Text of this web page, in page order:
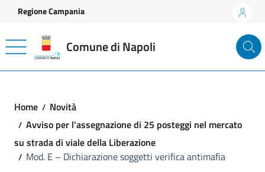
Vai ai contenuti
Vai al footer
Regione Campania
Comune di Napoli
Home
Novità
Avviso per l’assegnazione di 25 posteggi nel mercato
su strada di viale della Liberazione
Mod. E – Dichiarazione soggetti verifica antimafia